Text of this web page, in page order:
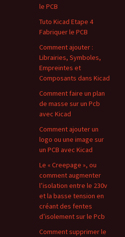
le PCB
Tuto Kicad Etape 4
Fabriquer le PCB
Comment ajouter :
Librairies, Symboles,
Empreintes et
Composants dans Kicad
Comment faire un plan
de masse sur un Pcb
avec Kicad
Comment ajouter un
logo ou une image sur
un PCB avec Kicad
Le « Creepage », ou
comment augmenter
l’isolation entre le 230v
et la basse tension en
créant des fentes
d’isolement sur le Pcb
Comment supprimer le